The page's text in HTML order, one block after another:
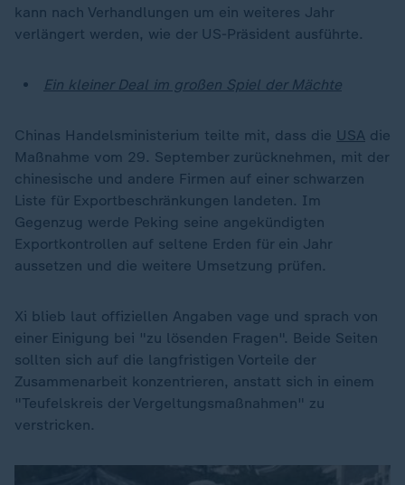
kann nach Verhandlungen um ein weiteres Jahr
verlängert werden, wie der US-Präsident ausführte.
Ein kleiner Deal im großen Spiel der Mächte
Chinas Handelsministerium teilte mit, dass die USA die
Maßnahme vom 29. September zurücknehmen, mit der
chinesische und andere Firmen auf einer schwarzen
Liste für Exportbeschränkungen landeten. Im
Gegenzug werde Peking seine angekündigten
Exportkontrollen auf seltene Erden für ein Jahr
aussetzen und die weitere Umsetzung prüfen.
Xi blieb laut offiziellen Angaben vage und sprach von
einer Einigung bei "zu lösenden Fragen". Beide Seiten
sollten sich auf die langfristigen Vorteile der
Zusammenarbeit konzentrieren, anstatt sich in einem
"Teufelskreis der Vergeltungsmaßnahmen" zu
verstricken.